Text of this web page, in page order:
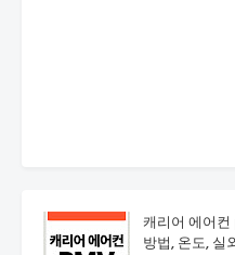
캐리어 에어
방법, 온도, 실